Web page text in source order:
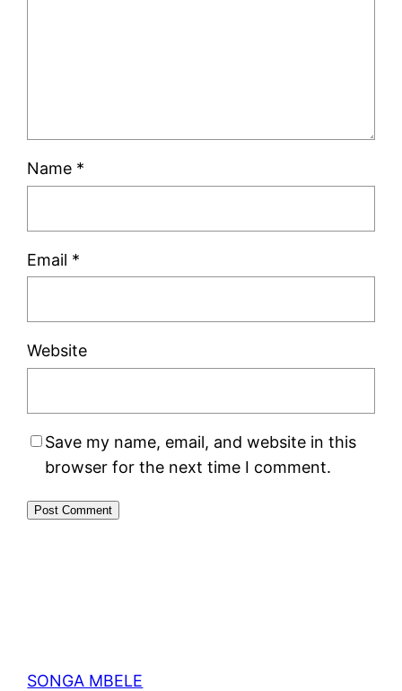
Name *
Email *
Website
Save my name, email, and website in this
browser for the next time I comment.
SONGA MBELE